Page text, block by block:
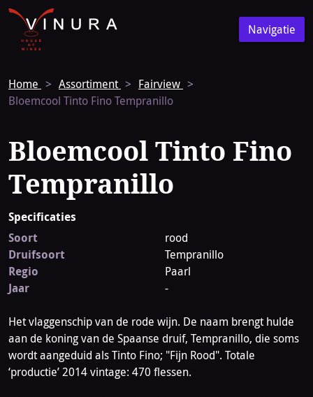
Vinura
Navigatie
Navigatie
Home Assortiment
Fairview
Bloemcool Tinto Fino Tempranillo
Bloemcool Tinto Fino
Tempranillo
Specificaties
Soort
rood
Druifsoort
Tempranillo
Regio
Paarl
Jaar
-
Het vlaggenschip van de rode wijn. De naam brengt hulde
aan de koning van de Spaanse druif, Tempranillo, die soms
wordt aangeduid als Tinto Fino; "Fijn Rood". Totale
‘productie’ 2014 vintage: 470 flessen.